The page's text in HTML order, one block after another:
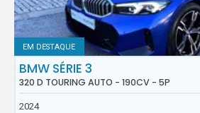
EM DESTAQUE
BMW SÉRIE 3
320 D TOURING AUTO - 190CV - 5P
2024